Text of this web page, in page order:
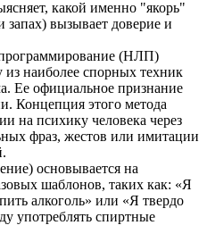
какой именно "якорь"
запах) вызывает доверие и
(НЛП)
из наиболее спорных техник
Ее официальное признание
Концепция этого метода
на психику человека через
фраз, жестов или имитации
основывается на
шаблонов, таких как: «Я
алкоголь» или «Я твердо
употреблять спиртные